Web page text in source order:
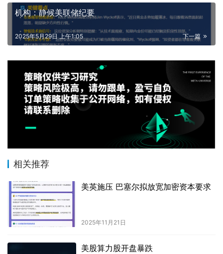
机构：静候美联储纪要
下一篇
2025年5月29日 上午1:05
相关推荐
美英施压 巴塞尔拟放宽加密资本要求
2025年11月21日
美股算力股开盘暴跌